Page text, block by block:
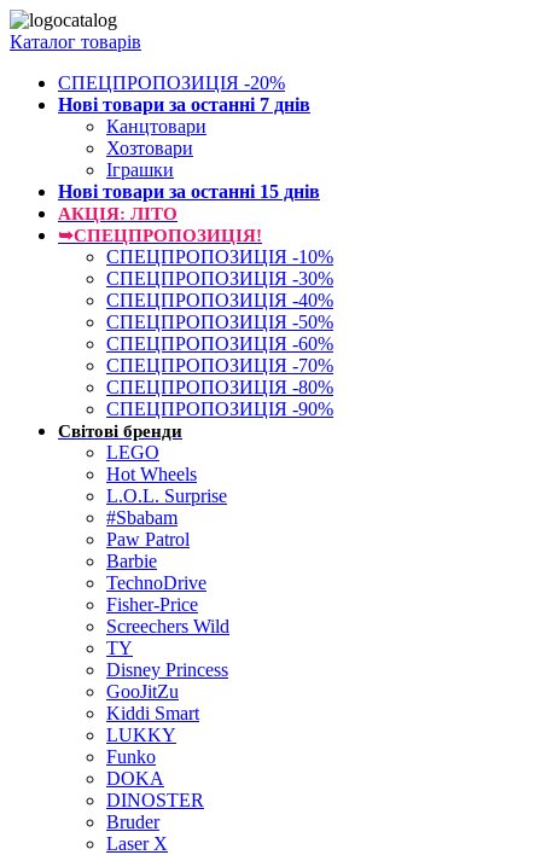
Каталог товарів
СПЕЦПРОПОЗИЦІЯ -20%
Нові товари за останнi 7 днiв
Канцтовари
Хозтовари
Іграшки
Нові товари за останнi 15 днiв
АКЦІЯ: ЛІТО
➥СПЕЦПРОПОЗИЦІЯ!
СПЕЦПРОПОЗИЦІЯ -10%
СПЕЦПРОПОЗИЦІЯ -30%
СПЕЦПРОПОЗИЦІЯ -40%
СПЕЦПРОПОЗИЦІЯ -50%
СПЕЦПРОПОЗИЦІЯ -60%
СПЕЦПРОПОЗИЦІЯ -70%
СПЕЦПРОПОЗИЦІЯ -80%
СПЕЦПРОПОЗИЦІЯ -90%
Світові бренди
LEGO
Hot Wheels
L.O.L. Surprise
#Sbabam
Paw Patrol
Barbie
TechnoDrive
Fisher-Price
Screechers Wild
TY
Disney Princess
GooJitZu
Kiddi Smart
LUKKY
Funko
DOKA
DINOSTER
Bruder
Laser X